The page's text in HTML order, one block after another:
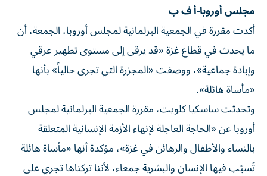
مجلس أوروبا-أ ف ب
أكدت مقررة في الجمعية البرلمانية لمجلس أوروبا، الجمعة، أن
ما يحدث في قطاع غزة «قد يرقى إلى مستوى تطهير عرقي
وإبادة جماعية»، ووصفت «المجزرة التي تجرى حالياً» بأنها
«مأساة هائلة».
وتحدثت ساسكيا كلويت، مقررة الجمعية البرلمانية لمجلس
أوروبا عن «الحاجة العاجلة لإنهاء الأزمة الإنسانية المتعلقة
بالنساء والأطفال والرهائن في غزة»، مؤكدة أنها «مأساة هائلة
تَسبّب فيها الإنسان والبشرية جمعاء، لأننا تركناها تجري على